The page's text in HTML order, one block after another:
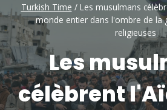
Turkish Time / Les musulmans
monde entier dans l'ombre de la
religieuses
Les
célèbrent